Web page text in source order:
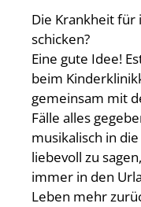
Die Krankheit
schicken?
Eine gute Idee!
beim
gemeinsam mit
Fälle alles
musikalisch in
liebevoll zu
immer in den
Leben mehr